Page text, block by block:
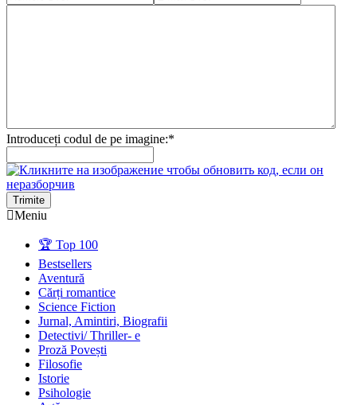
Introduceți codul de pe imagine:*
Trimite
Meniu
🏆 Top 100
Bestsellers
Aventură
Cărți romantice
Science Fiction
Jurnal, Amintiri, Biografii
Detectivi/ Thriller- e
Proză Povești
Filosofie
Istorie
Psihologie